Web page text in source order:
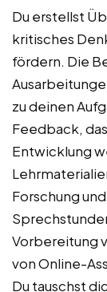
Du erstellst
kritisches
fördern. Die
zu deinen
Feedback,
Entwicklung
Forschung
Vorbereitung
von Online-
Du tauschst